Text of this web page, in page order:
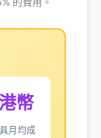
幣
月均成